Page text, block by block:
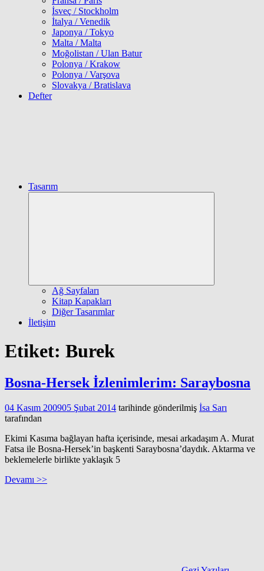
İsveç / Stockholm
İtalya / Venedik
Japonya / Tokyo
Malta / Malta
Moğolistan / Ulan Batur
Polonya / Krakow
Polonya / Varşova
Slovakya / Bratislava
Defter
Tasarım
Ağ Sayfaları
Kitap Kapakları
Diğer Tasarımlar
İletişim
Etiket: Burek
Bosna-Hersek İzlenimlerim: Saraybosna
04 Kasım 200905 Şubat 2014 tarihinde gönderilmiş İsa Sarı
tarafından
Ekimi Kasıma bağlayan hafta içerisinde, mesai arkadaşım A. Murat
Fatsa ile Bosna-Hersek’in başkenti Saraybosna’daydık. Aktarma ve
beklemelerle birlikte yaklaşık 5
Devamı >>